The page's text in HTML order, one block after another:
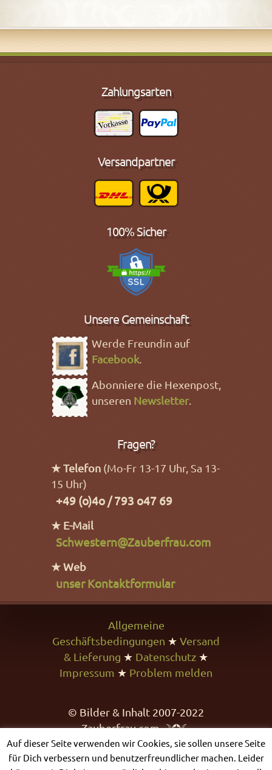
Zahlungsarten
Versandpartner
100% Sicher
Unsere Gemeinschaft
Werde Freundin auf
Facebook.
Abonniere die Hexenpost,
unseren Newsletter.
Fragen?
★ Telefon (Mo-Fr 13-17 Uhr, Sa 13-
15 Uhr)
+49 (o)4o / 793 o47 69
★ E-Mail
Schwestern@Zauberfrau.com
★ Web
unser Kontaktformular
Allgemeine
Geschäftsbedingungen ★ Versand
& Lieferung ★ Datenschutz ★
Impressum ★ Problem melden
© Bilder & Inhalt 2007-2022
Zauberfrau.com ☽✪☾
Auf dieser Seite verwenden wir Cookies, sie sollen unsere Seite
für Dich verbessern und benutzerfreundlicher machen. Leider